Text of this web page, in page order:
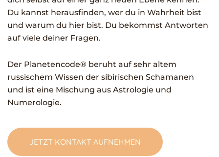
Du kannst herausfinden, wer du in Wahrheit bist
und warum du hier bist. Du bekommst Antworten
auf viele deiner Fragen.
Der Planetencode®️ beruht auf sehr altem
russischem Wissen der sibirischen Schamanen
und ist eine Mischung aus Astrologie und
Numerologie.
JETZT KONTAKT AUFNEHMEN